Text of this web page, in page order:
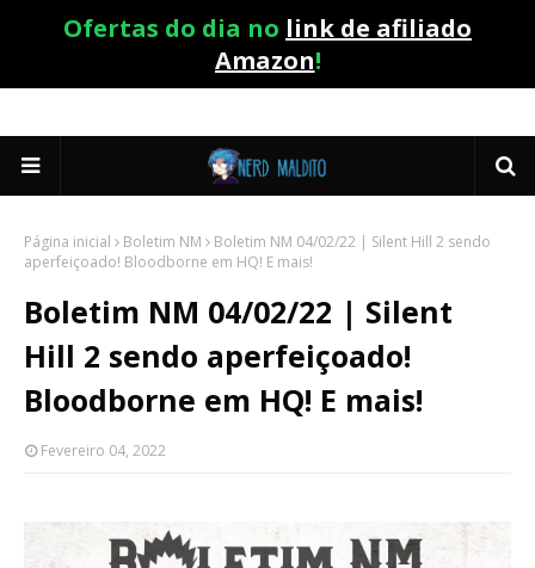
Ofertas do dia no link de afiliado
Amazon!
Página inicial Boletim NM
Boletim NM 04/02/22 | Silent Hill 2 sendo
aperfeiçoado! Bloodborne em HQ! E mais!
Boletim NM 04/02/22 | Silent
Hill 2 sendo aperfeiçoado!
Bloodborne em HQ! E mais!
Fevereiro 04, 2022